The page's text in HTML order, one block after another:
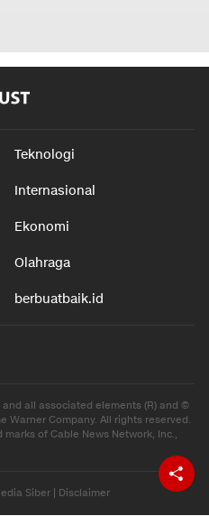
Teknologi
Internasional
Ekonomi
Olahraga
berbuatbaik.id
all associated elements (R) and ©
Warner Company. All rights reserved.
of Cable News Network, Inc.,
Siber Disclaimer